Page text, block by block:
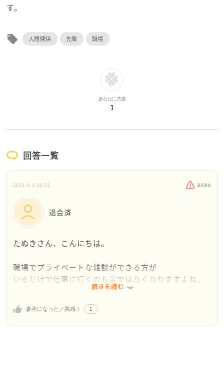
す。
local_offer 人間関係 先輩 職場
あなたに共感
1
回答一覧
2022.9.2 06:31 違反報告
退会済
たぬきさん、こんにちは。
職場でプライベートな雑談ができる方が
いるだけで仕事に行くのも苦ではなくなりますよね。
仲のいい先輩は忙しくなったとの事なので、まだ仕事
が落ち着いてないのかな？と思いました。
それか私生活に変化があり余裕がないのかも知れませ
続きを読む
参考になった／共感！ 1